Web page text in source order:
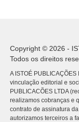
Copyright © 2026 -
Todos os direitos
A ISTOÉ
vinculação editorial e
PUBLICACÕES LTDA
realizamos cobranças e
contrato de assinatura
autorizamos terceiros a